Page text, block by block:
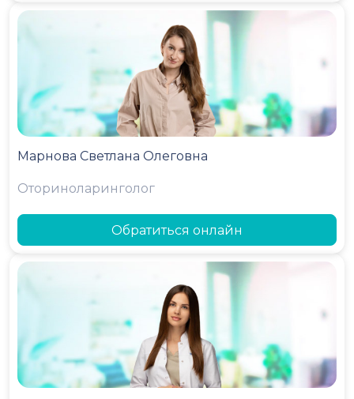
Марнова Светлана Олеговна
Оториноларинголог
Обратиться онлайн